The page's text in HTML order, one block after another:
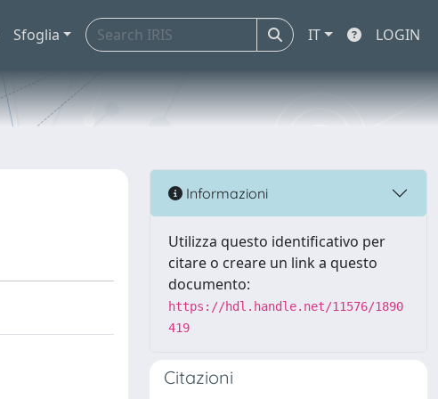
Sfoglia IT LOGIN
Informazioni
Utilizza questo identificativo per
citare o creare un link a questo
documento:
https://hdl.handle.net/11576/1890
419
Citazioni